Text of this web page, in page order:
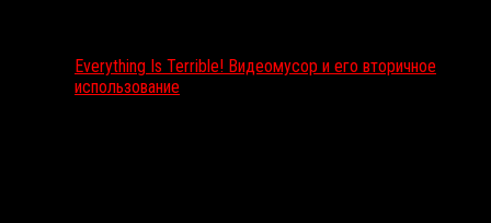
Everything Is Terrible! Видеомусор и его вторичное
использование